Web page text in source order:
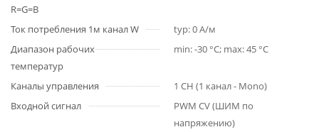
R=G=B
Ток потребления 1м канал W
typ: 0 А/м
Диапазон рабочих
температур
min: -30 °C; max: 45 °C
Каналы управления
1 CH (1 канал - Mono)
Входной сигнал
PWM СV (ШИМ по
напряжению)